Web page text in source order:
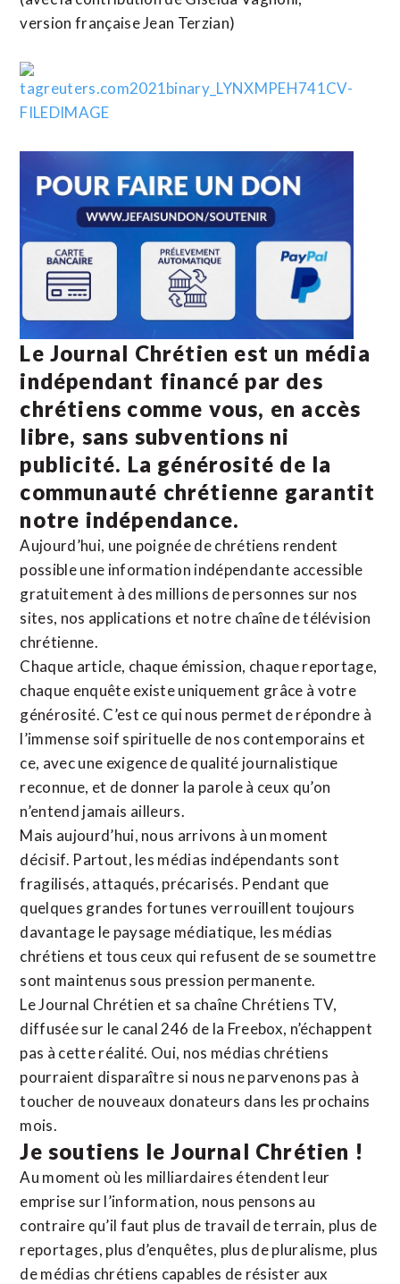
version française Jean Terzian)
Le Journal Chrétien est un média
indépendant financé par des
chrétiens comme vous, en accès
libre, sans subventions ni
publicité. La générosité de la
communauté chrétienne garantit
notre indépendance.
Aujourd’hui, une poignée de chrétiens rendent
possible une information indépendante accessible
gratuitement à des millions de personnes sur nos
sites, nos applications et notre chaîne de télévision
chrétienne.
Chaque article, chaque émission, chaque reportage,
chaque enquête existe uniquement grâce à votre
générosité. C’est ce qui nous permet de répondre à
l’immense soif spirituelle de nos contemporains et
ce, avec une exigence de qualité journalistique
reconnue, et de donner la parole à ceux qu’on
n’entend jamais ailleurs.
Mais aujourd’hui, nous arrivons à un moment
décisif. Partout, les médias indépendants sont
fragilisés, attaqués, précarisés. Pendant que
quelques grandes fortunes verrouillent toujours
davantage le paysage médiatique, les médias
chrétiens et tous ceux qui refusent de se soumettre
sont maintenus sous pression permanente.
Le Journal Chrétien et sa chaîne Chrétiens TV,
diffusée sur le canal 246 de la Freebox, n’échappent
pas à cette réalité. Oui, nos médias chrétiens
pourraient disparaître si nous ne parvenons pas à
toucher de nouveaux donateurs dans les prochains
mois.
Je soutiens le Journal Chrétien !
Au moment où les milliardaires étendent leur
emprise sur l’information, nous pensons au
contraire qu’il faut plus de travail de terrain, plus de
reportages, plus d’enquêtes, plus de pluralisme, plus
de médias chrétiens capables de résister aux